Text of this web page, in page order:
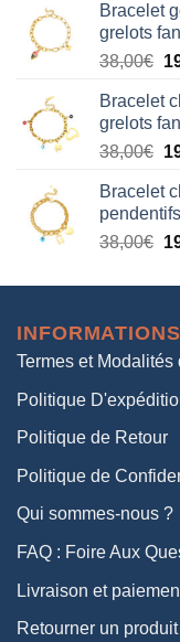
Bracelet
grelots
38,00€
Bracelet
grelots
38,00€
Bracelet
38,00€
INFORMATIONS
Termes et Modalités
Politique
Politique de Retour
Politique de
Qui sommes-nous ?
FAQ : Foire Aux
Livraison et
Retourner un produit